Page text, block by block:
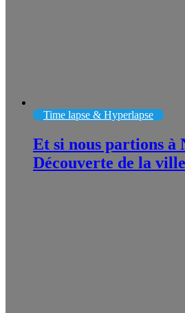
Time lapse & Hyperlapse
Et si nous partions à
Découverte de la